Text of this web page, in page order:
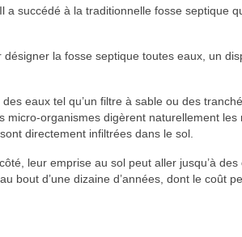
a succédé à la traditionnelle fosse septique
la fosse septique toutes eaux, un
eaux tel qu’un filtre à sable ou des
organismes digèrent naturellement les
directement infiltrées dans le sol.
leur emprise au sol peut aller jusqu’à
bout d’une dizaine d’années, dont le coût